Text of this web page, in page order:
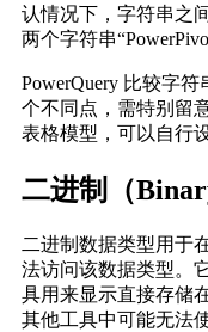
认情况下，字符串之
两个字符串
PowerQuery 比较字
个不同点，需特别留
表格模型，可以自行
二进制（
二进制数据类型用于
法访问该数据类型。
具用来显示直接存储
其他工具中可能无法